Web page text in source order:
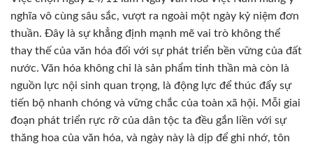
nghĩa vô cùng sâu sắc, vượt ra ngoài một ngày kỷ niệm đơn
thuần. Đây là sự khẳng định mạnh mẽ vai trò không thể
thay thế của văn hóa đối với sự phát triển bền vững của đất
nước. Văn hóa không chỉ là sản phẩm tinh thần mà còn là
nguồn lực nội sinh quan trọng, là động lực để thúc đẩy sự
tiến bộ nhanh chóng và vững chắc của toàn xã hội. Mỗi giai
đoạn phát triển rực rỡ của dân tộc ta đều gắn liền với sự
thăng hoa của văn hóa, và ngày này là dịp để ghi nhớ, tôn